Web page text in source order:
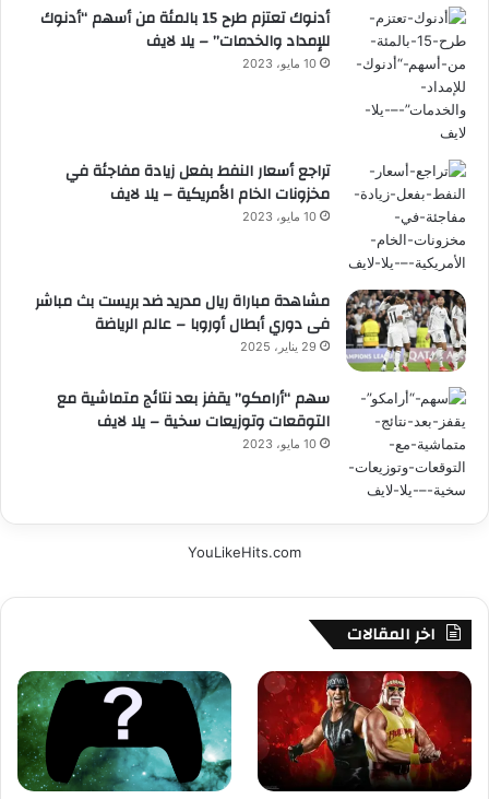
أدنوك تعتزم طرح 15 بالمئة من أسهم “أدنوك
للإمداد والخدمات” – يلا لايف
10 مايو، 2023
تراجع أسعار النفط بفعل زيادة مفاجئة في
مخزونات الخام الأمريكية – يلا لايف
10 مايو، 2023
مشاهدة مباراة ريال مدريد ضد بريست بث مباشر
فى دوري أبطال أوروبا – عالم الرياضة
29 يناير، 2025
سهم “أرامكو” يقفز بعد نتائج متماشية مع
التوقعات وتوزيعات سخية – يلا لايف
10 مايو، 2023
YouLikeHits.com
اخر المقالات